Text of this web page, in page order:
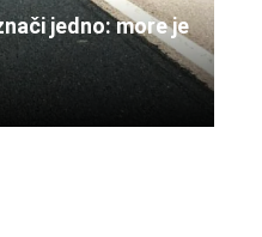
jedno: more je